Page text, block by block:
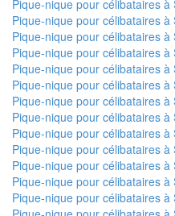
Pique-nique pour célibataires à
Pique-nique pour célibataires à
Pique-nique pour célibataires à
Pique-nique pour célibataires à
Pique-nique pour célibataires à
Pique-nique pour célibataires à
Pique-nique pour célibataires à
Pique-nique pour célibataires à
Pique-nique pour célibataires à
Pique-nique pour célibataires à
Pique-nique pour célibataires à
Pique-nique pour célibataires à
Pique-nique pour célibataires à